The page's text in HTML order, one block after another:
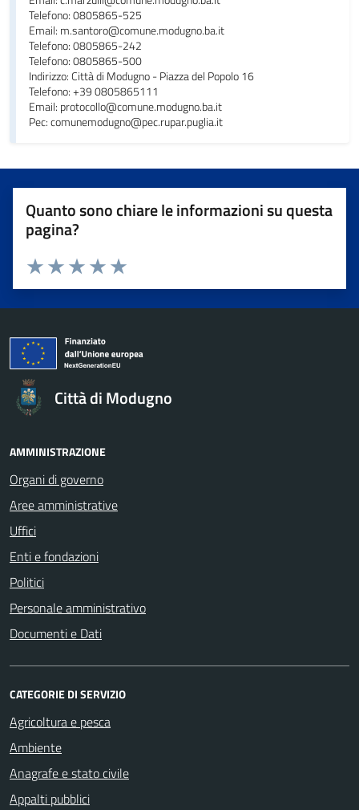
Telefono: 0805865-525
Email: m.santoro@comune.modugno.ba.it
Telefono: 0805865-242
Telefono: 0805865-500
Indirizzo: Città di Modugno - Piazza del Popolo 16
Telefono: +39 0805865111
Email: protocollo@comune.modugno.ba.it
Pec: comunemodugno@pec.rupar.puglia.it
Quanto sono chiare le informazioni su questa
pagina?
Valuta da 1 a 5 stelle la pagina
Valuta 5 stelle su 5
Valuta 4 stelle su 5
Valuta 3 stelle su 5
Valuta 2 stelle su 5
Valuta 1 stelle su 5
Città di Modugno
AMMINISTRAZIONE
Organi di governo
Aree amministrative
Uffici
Enti e fondazioni
Politici
Personale amministrativo
Documenti e Dati
CATEGORIE DI SERVIZIO
Agricoltura e pesca
Ambiente
Anagrafe e stato civile
Appalti pubblici